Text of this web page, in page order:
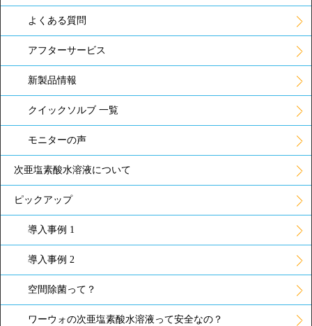
よくある質問
アフターサービス
新製品情報
クイックソルブ 一覧
モニターの声
次亜塩素酸水溶液について
ピックアップ
導入事例 1
導入事例 2
空間除菌って？
ワーウォの次亜塩素酸水溶液って安全なの？